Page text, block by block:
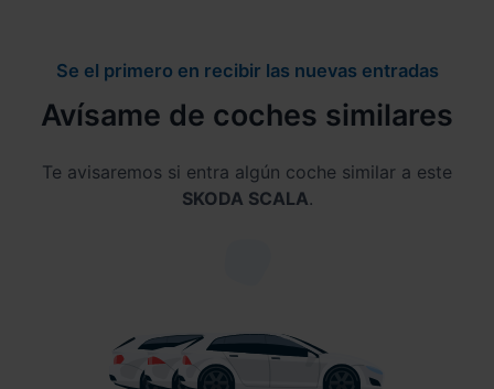
Se el primero en recibir las nuevas entradas
Avísame de coches similares
Te avisaremos si entra algún coche similar a este
SKODA SCALA.